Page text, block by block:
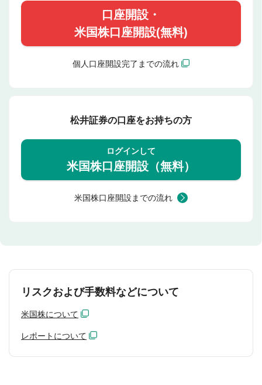
口座開設・
米国株口座開設(無料)
個人口座開設完了までの流れ
松井証券の口座をお持ちの方
ログインして
米国株口座開設（無料）
米国株口座開設までの流れ
リスクおよび手数料などについて
米国株について
レポートについて